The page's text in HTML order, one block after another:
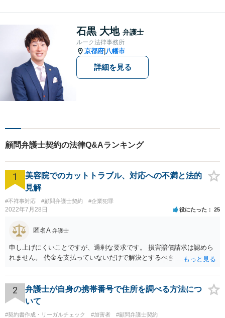
／相続／企業法務など幅広く
対応可能。【休日・夜間対応
可】
石黒 大地 弁護士
ルーク法律事務所
京都府 八幡市
詳細を見る
顧問弁護士契約の法律Q&Aランキング
1
美容院でのカットトラブル、対応への不満と法的
見解
#不祥事対応 #顧問弁護士契約 #企業犯罪
2022年7月28日 役にたった 25
匿名A 弁護士
申し上げにくいことですが、過剰な要求です。 損害賠償請求は認めら
れません。 代金を支払っていないだけで解決とするべきでしょう。
2
弁護士が自身の携帯番号で住所を調べる方法につ
いて
#契約書作成・リーガルチェック #加害者 #顧問弁護士契約